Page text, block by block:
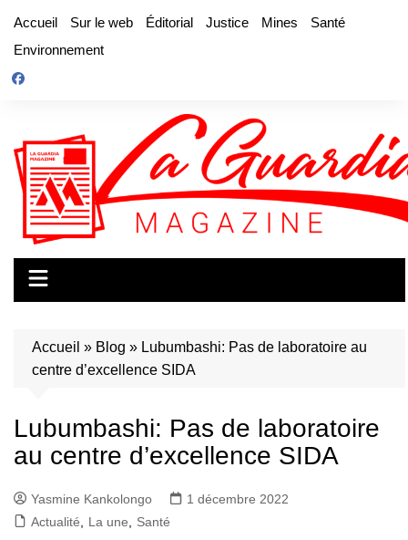
contenu
Accueil Sur le web Éditorial Justice Mines
Santé
Environnement
Accueil » Blog » Lubumbashi: Pas de laboratoire au
centre d’excellence SIDA
Lubumbashi: Pas de laboratoire
au centre d’excellence SIDA
Yasmine Kankolongo
1 décembre 2022
Actualité
La une Santé